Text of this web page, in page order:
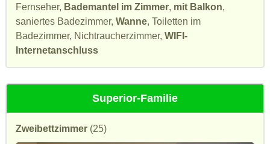
Fernseher, Bademantel im Zimmer, mit Balkon,
saniertes Badezimmer, Wanne, Toiletten im
Badezimmer, Nichtraucherzimmer, WIFI-
Internetanschluss
Superior-Familie
Zweibettzimmer (25)